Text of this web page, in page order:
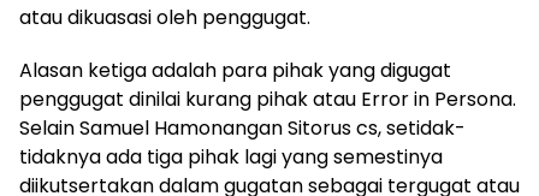
atau dikuasasi oleh penggugat.
Alasan ketiga adalah para pihak yang digugat
penggugat dinilai kurang pihak atau Error in Persona.
Selain Samuel Hamonangan Sitorus cs, setidak-
tidaknya ada tiga pihak lagi yang semestinya
diikutsertakan dalam gugatan sebagai tergugat atau